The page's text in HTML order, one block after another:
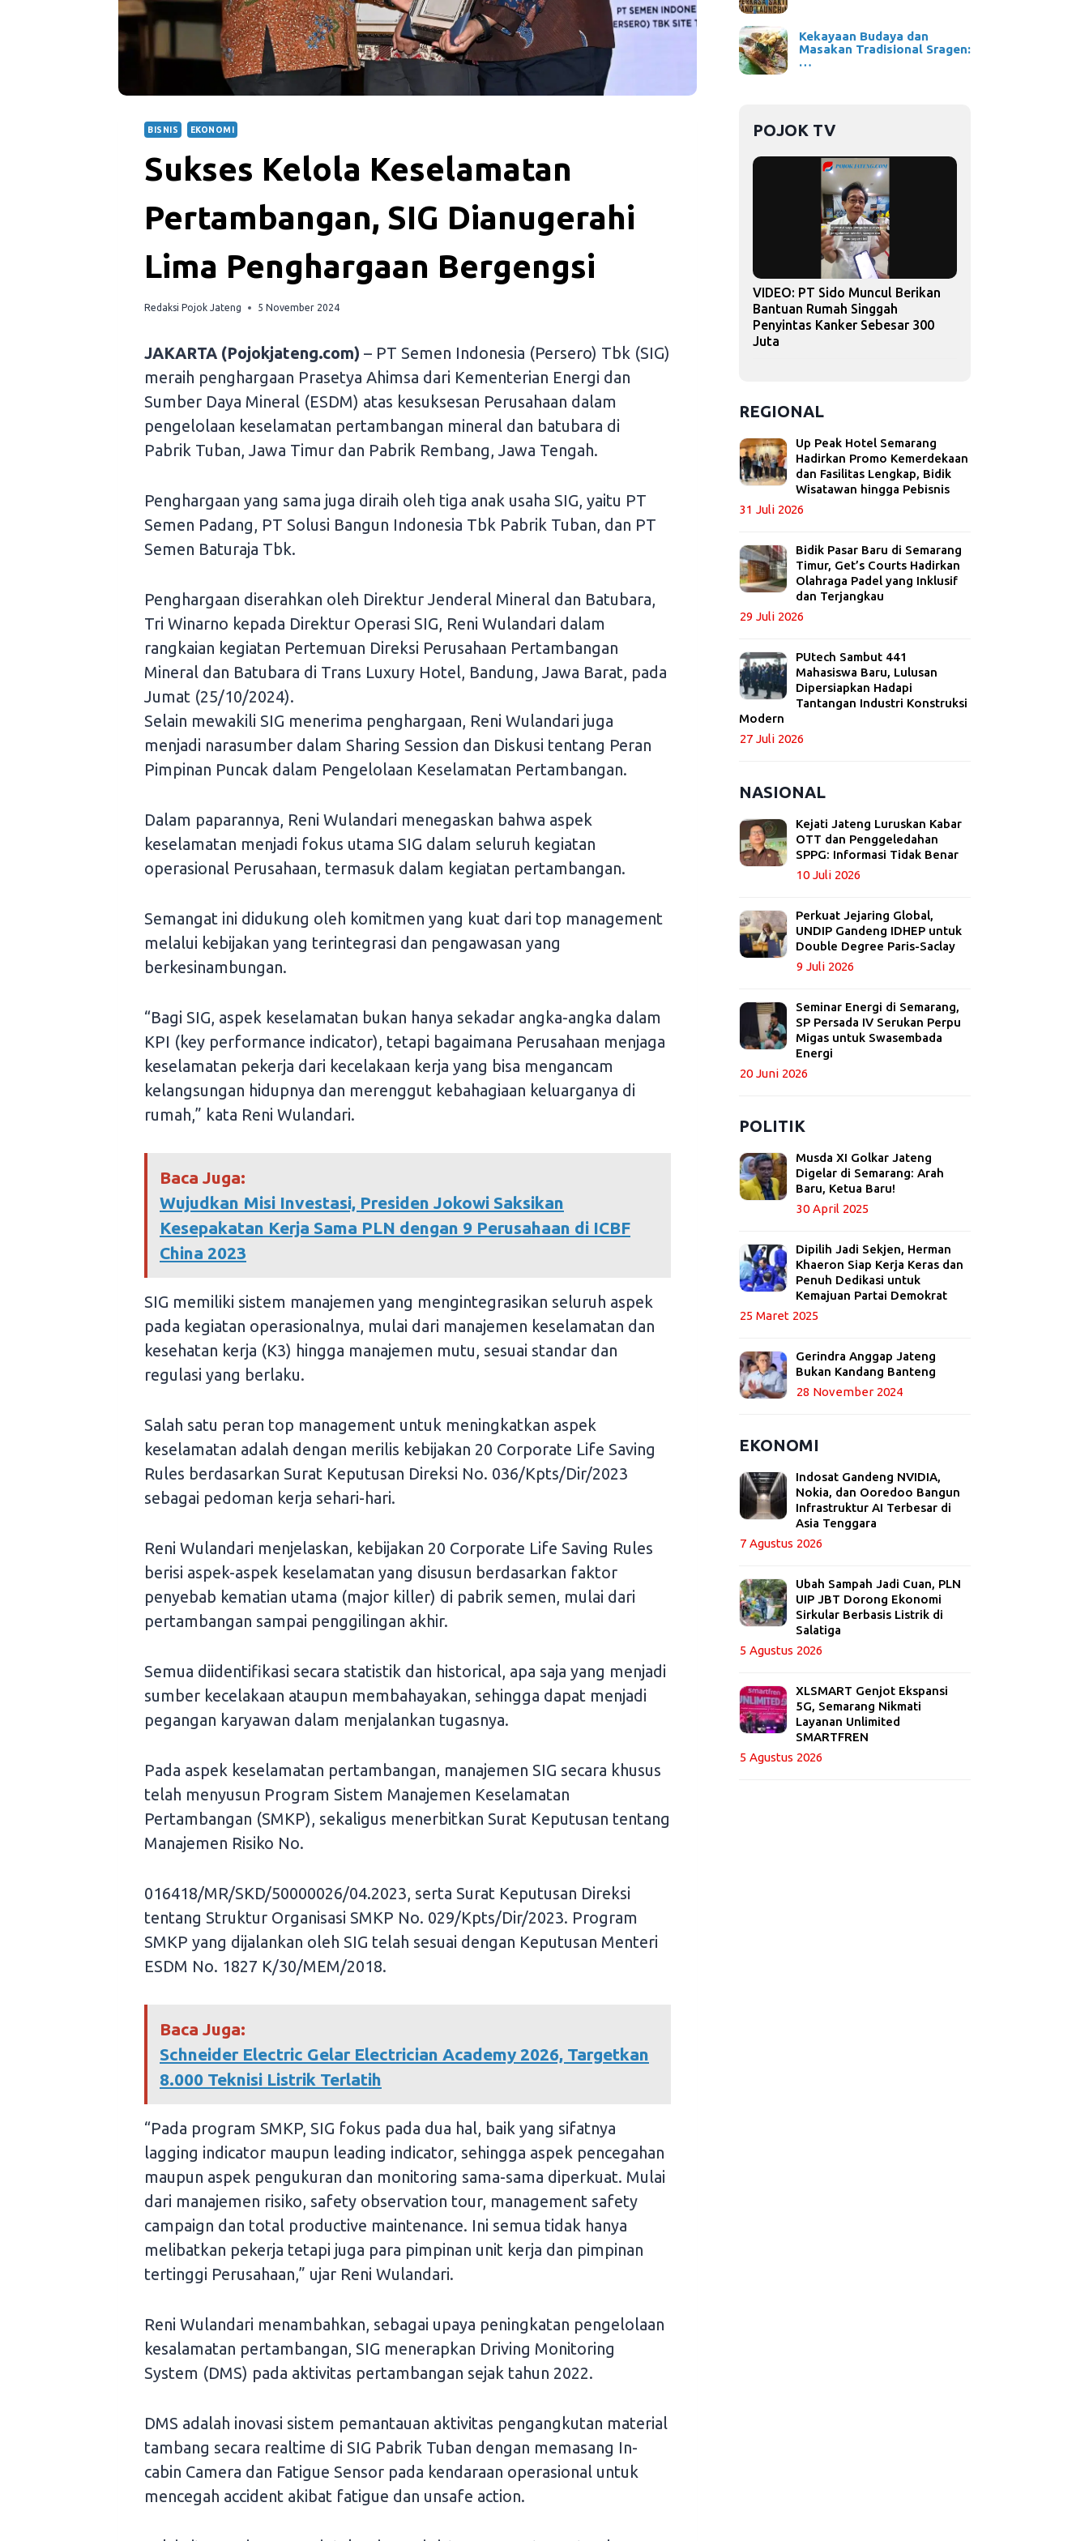
BISNIS EKONOMI
Sukses Kelola Keselamatan
Pertambangan, SIG Dianugerahi
Lima Penghargaan Bergengsi
Redaksi Pojok Jateng 5 November 2024
JAKARTA (Pojokjateng.com) – PT Semen Indonesia (Persero) Tbk (SIG)
meraih penghargaan Prasetya Ahimsa dari Kementerian Energi dan
Sumber Daya Mineral (ESDM) atas kesuksesan Perusahaan dalam
pengelolaan keselamatan pertambangan mineral dan batubara di
Pabrik Tuban, Jawa Timur dan Pabrik Rembang, Jawa Tengah.
Penghargaan yang sama juga diraih oleh tiga anak usaha SIG, yaitu PT
Semen Padang, PT Solusi Bangun Indonesia Tbk Pabrik Tuban, dan PT
Semen Baturaja Tbk.
Penghargaan diserahkan oleh Direktur Jenderal Mineral dan Batubara,
Tri Winarno kepada Direktur Operasi SIG, Reni Wulandari dalam
rangkaian kegiatan Pertemuan Direksi Perusahaan Pertambangan
Mineral dan Batubara di Trans Luxury Hotel, Bandung, Jawa Barat, pada
Jumat (25/10/2024).
Selain mewakili SIG menerima penghargaan, Reni Wulandari juga
menjadi narasumber dalam Sharing Session dan Diskusi tentang Peran
Pimpinan Puncak dalam Pengelolaan Keselamatan Pertambangan.
Dalam paparannya, Reni Wulandari menegaskan bahwa aspek
keselamatan menjadi fokus utama SIG dalam seluruh kegiatan
operasional Perusahaan, termasuk dalam kegiatan pertambangan.
Semangat ini didukung oleh komitmen yang kuat dari top management
melalui kebijakan yang terintegrasi dan pengawasan yang
berkesinambungan.
“Bagi SIG, aspek keselamatan bukan hanya sekadar angka-angka dalam
KPI (key performance indicator), tetapi bagaimana Perusahaan menjaga
keselamatan pekerja dari kecelakaan kerja yang bisa mengancam
kelangsungan hidupnya dan merenggut kebahagiaan keluarganya di
rumah,” kata Reni Wulandari.
Baca Juga:
Wujudkan Misi Investasi, Presiden Jokowi Saksikan
Kesepakatan Kerja Sama PLN dengan 9 Perusahaan di ICBF
China 2023
SIG memiliki sistem manajemen yang mengintegrasikan seluruh aspek
pada kegiatan operasionalnya, mulai dari manajemen keselamatan dan
kesehatan kerja (K3) hingga manajemen mutu, sesuai standar dan
regulasi yang berlaku.
Salah satu peran top management untuk meningkatkan aspek
keselamatan adalah dengan merilis kebijakan 20 Corporate Life Saving
Rules berdasarkan Surat Keputusan Direksi No. 036/Kpts/Dir/2023
sebagai pedoman kerja sehari-hari.
Reni Wulandari menjelaskan, kebijakan 20 Corporate Life Saving Rules
berisi aspek-aspek keselamatan yang disusun berdasarkan faktor
penyebab kematian utama (major killer) di pabrik semen, mulai dari
pertambangan sampai penggilingan akhir.
Semua diidentifikasi secara statistik dan historical, apa saja yang menjadi
sumber kecelakaan ataupun membahayakan, sehingga dapat menjadi
pegangan karyawan dalam menjalankan tugasnya.
Pada aspek keselamatan pertambangan, manajemen SIG secara khusus
telah menyusun Program Sistem Manajemen Keselamatan
Pertambangan (SMKP), sekaligus menerbitkan Surat Keputusan tentang
Manajemen Risiko No.
016418/MR/SKD/50000026/04.2023, serta Surat Keputusan Direksi
tentang Struktur Organisasi SMKP No. 029/Kpts/Dir/2023. Program
SMKP yang dijalankan oleh SIG telah sesuai dengan Keputusan Menteri
ESDM No. 1827 K/30/MEM/2018.
Baca Juga:
Schneider Electric Gelar Electrician Academy 2026, Targetkan
8.000 Teknisi Listrik Terlatih
“Pada program SMKP, SIG fokus pada dua hal, baik yang sifatnya
lagging indicator maupun leading indicator, sehingga aspek pencegahan
maupun aspek pengukuran dan monitoring sama-sama diperkuat. Mulai
dari manajemen risiko, safety observation tour, management safety
campaign dan total productive maintenance. Ini semua tidak hanya
melibatkan pekerja tetapi juga para pimpinan unit kerja dan pimpinan
tertinggi Perusahaan,” ujar Reni Wulandari.
Reni Wulandari menambahkan, sebagai upaya peningkatan pengelolaan
kesalamatan pertambangan, SIG menerapkan Driving Monitoring
System (DMS) pada aktivitas pertambangan sejak tahun 2022.
DMS adalah inovasi sistem pemantauan aktivitas pengangkutan material
tambang secara realtime di SIG Pabrik Tuban dengan memasang In-
cabin Camera dan Fatigue Sensor pada kendaraan operasional untuk
mencegah accident akibat fatigue dan unsafe action.
Kekayaan Budaya dan
Masakan Tradisional Sragen:
…
POJOK TV
VIDEO: PT Sido Muncul Berikan
Bantuan Rumah Singgah
Penyintas Kanker Sebesar 300
Juta
REGIONAL
Up Peak Hotel Semarang
Hadirkan Promo Kemerdekaan
dan Fasilitas Lengkap, Bidik
Wisatawan hingga Pebisnis
31 Juli 2026
Bidik Pasar Baru di Semarang
Timur, Get’s Courts Hadirkan
Olahraga Padel yang Inklusif
dan Terjangkau
29 Juli 2026
PUtech Sambut 441
Mahasiswa Baru, Lulusan
Dipersiapkan Hadapi
Tantangan Industri Konstruksi
Modern
27 Juli 2026
NASIONAL
Kejati Jateng Luruskan Kabar
OTT dan Penggeledahan
SPPG: Informasi Tidak Benar
10 Juli 2026
Perkuat Jejaring Global,
UNDIP Gandeng IDHEP untuk
Double Degree Paris-Saclay
9 Juli 2026
Seminar Energi di Semarang,
SP Persada IV Serukan Perpu
Migas untuk Swasembada
Energi
20 Juni 2026
POLITIK
Musda XI Golkar Jateng
Digelar di Semarang: Arah
Baru, Ketua Baru!
30 April 2025
Dipilih Jadi Sekjen, Herman
Khaeron Siap Kerja Keras dan
Penuh Dedikasi untuk
Kemajuan Partai Demokrat
25 Maret 2025
Gerindra Anggap Jateng
Bukan Kandang Banteng
28 November 2024
EKONOMI
Indosat Gandeng NVIDIA,
Nokia, dan Ooredoo Bangun
Infrastruktur AI Terbesar di
Asia Tenggara
7 Agustus 2026
Ubah Sampah Jadi Cuan, PLN
UIP JBT Dorong Ekonomi
Sirkular Berbasis Listrik di
Salatiga
5 Agustus 2026
XLSMART Genjot Ekspansi
5G, Semarang Nikmati
Layanan Unlimited
SMARTFREN
5 Agustus 2026